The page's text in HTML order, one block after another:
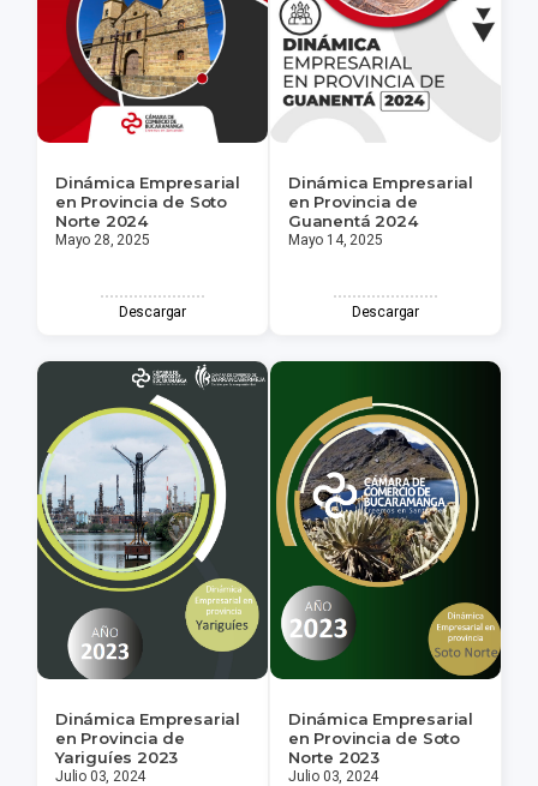
Dinámica Empresarial
en Provincia de Soto
Norte 2024
Mayo 28, 2025
Descargar
Dinámica Empresarial
en Provincia de
Guanentá 2024
Mayo 14, 2025
Descargar
Dinámica Empresarial
en Provincia de
Yariguíes 2023
Julio 03, 2024
Dinámica Empresarial
en Provincia de Soto
Norte 2023
Julio 03, 2024